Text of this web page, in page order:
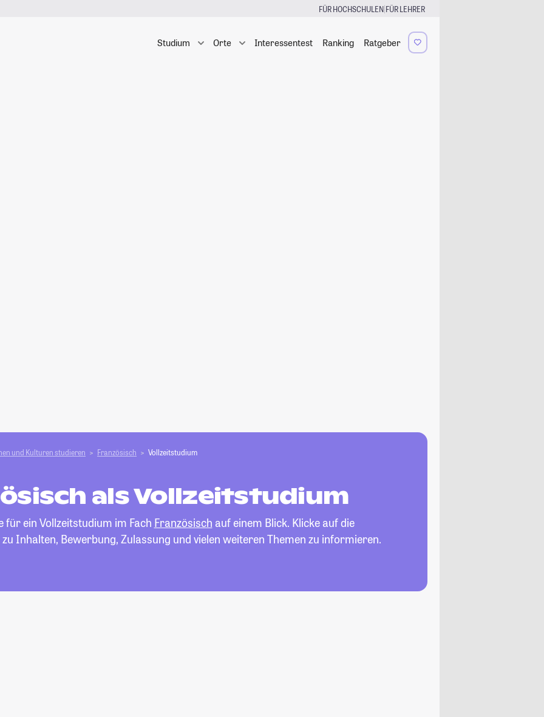
FÜR HOCHSCHULEN|FÜR LEHRER
Studium Orte Interessentest Ranking Ratgeber
und Kulturen studieren Französisch Vollzeitstudium
als Vollzeitstudium
für ein Vollzeitstudium im Fach Französisch auf einem Blick. Klicke auf die
Inhalten, Bewerbung, Zulassung und vielen weiteren Themen zu informieren.